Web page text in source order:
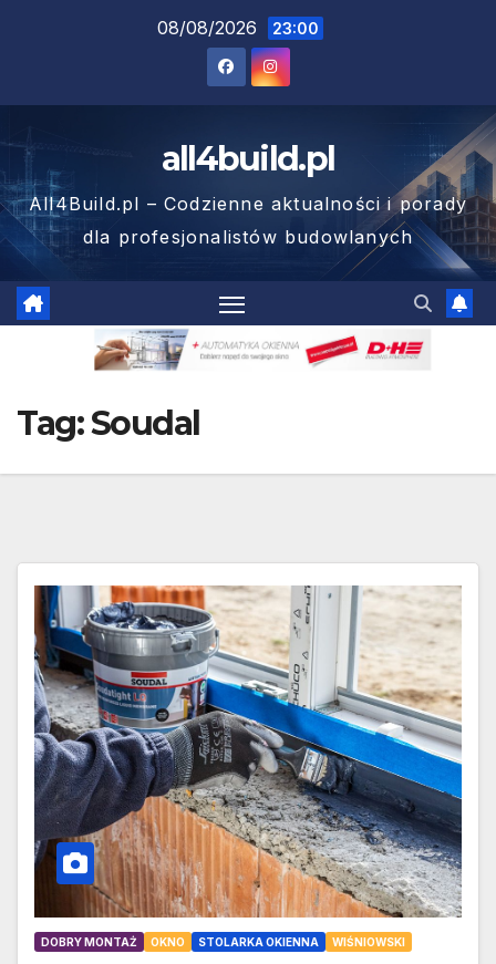
08/08/2026 23:00
all4build.pl
All4Build.pl – Codzienne aktualności i porady
dla profesjonalistów budowlanych
Tag:Soudal
DOBRY MONTAŻ OKNO STOLARKA OKIENNA WIŚNIOWSKI